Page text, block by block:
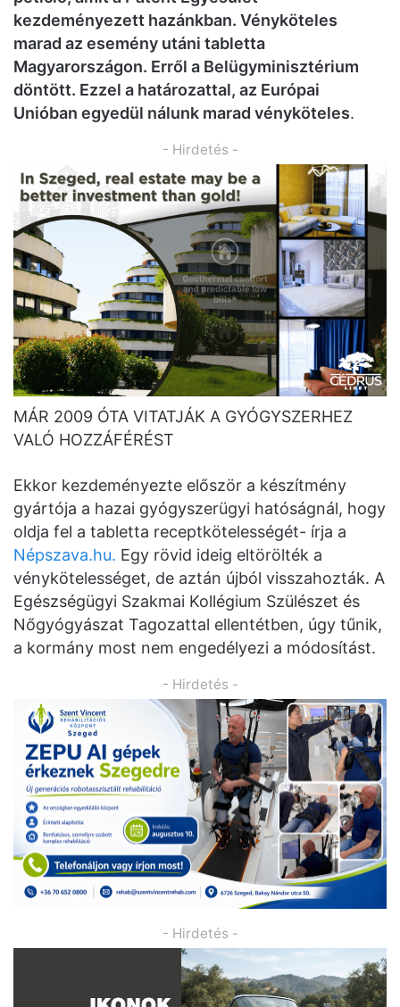
kezdeményezett hazánkban. Vényköteles
marad az esemény utáni tabletta
Magyarországon. Erről a Belügyminisztérium
döntött. Ezzel a határozattal, az Európai
Unióban egyedül nálunk marad vényköteles.
- Hirdetés -
MÁR 2009 ÓTA VITATJÁK A GYÓGYSZERHEZ
VALÓ HOZZÁFÉRÉST
Ekkor kezdeményezte először a készítmény
gyártója a hazai gyógyszerügyi hatóságnál, hogy
oldja fel a tabletta receptkötelességét- írja a
Népszava.hu. Egy rövid ideig eltörölték a
vénykötelességet, de aztán újból visszahozták. A
Egészségügyi Szakmai Kollégium Szülészet és
Nőgyógyászat Tagozattal ellentétben, úgy tűnik,
a kormány most nem engedélyezi a módosítást.
- Hirdetés -
- Hirdetés -